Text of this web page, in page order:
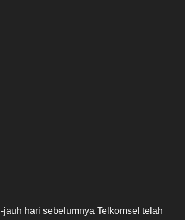
jauh hari sebelumnya Telkomsel telah